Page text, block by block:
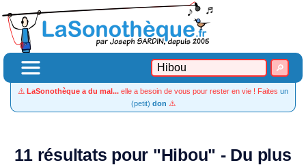
⚠️ LaSonothèque a du mal... elle a besoin de vous pour rester en vie ! Faites un
(petit) don ⚠️
11 résultats pour "Hibou" - Du plus